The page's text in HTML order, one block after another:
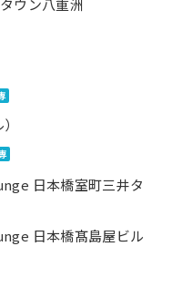
ウン八重洲
日本橋室町三井タ
日本橋髙島屋ビル